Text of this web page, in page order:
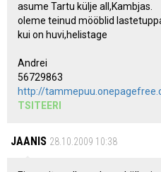
asume Tartu külje all,Kambjas.
oleme teinud mööblid
kui on huvi,helistage
Andrei
56729863
http://
TSITEERI
JAANIS 28.10.2009 10:38